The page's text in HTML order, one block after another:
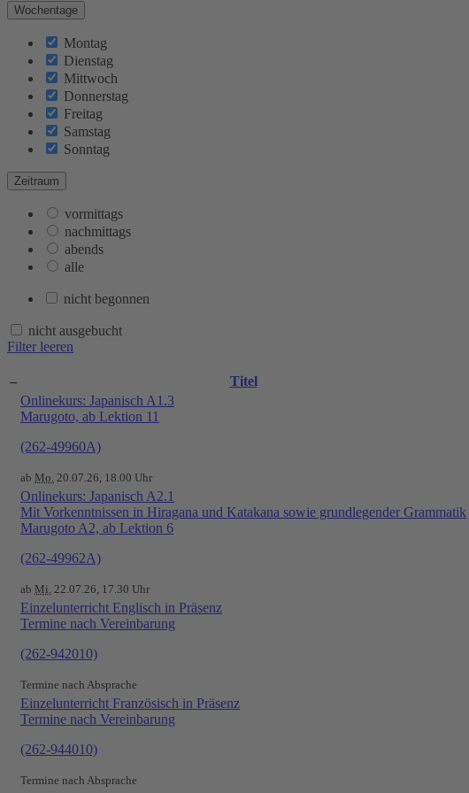
Wochentage
Montag
Dienstag
Mittwoch
Donnerstag
Freitag
Samstag
Sonntag
Zeitraum
vormittags
nachmittags
abends
alle
nicht begonnen
nicht ausgebucht
Filter leeren
– Titel
Onlinekurs: Japanisch A1.3
Marugoto, ab Lektion 11
(262-49960A)
ab Mo. 20.07.26, 18.00 Uhr
Onlinekurs: Japanisch A2.1
Mit Vorkenntnissen in Hiragana und Katakana sowie grundlegender Grammatik
Marugoto A2, ab Lektion 6
(262-49962A)
ab Mi. 22.07.26, 17.30 Uhr
Einzelunterricht Englisch in Präsenz
Termine nach Vereinbarung
(262-942010)
Termine nach Absprache
Einzelunterricht Französisch in Präsenz
Termine nach Vereinbarung
(262-944010)
Termine nach Absprache